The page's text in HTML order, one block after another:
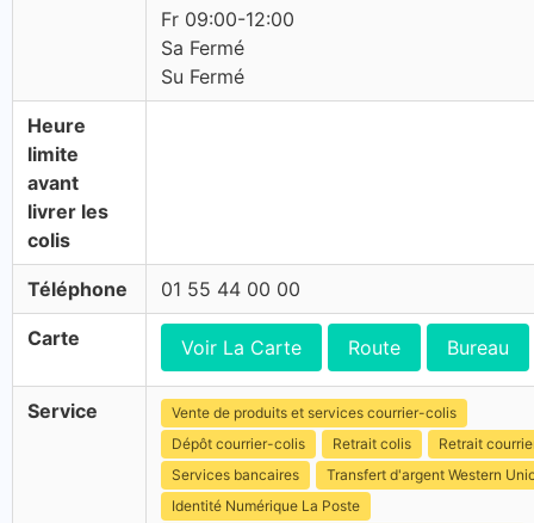
Fr 09:00-12:00
Sa Fermé
Su Fermé
Heure
limite
avant
livrer les
colis
Téléphone 01 55 44 00 00
Carte Voir La Carte Route Bureau
Service
Vente de produits et services courrier-colis
Dépôt courrier-colis
Retrait colis
Retrait
Services bancaires
Transfert d'argent Western
Identité Numérique La Poste